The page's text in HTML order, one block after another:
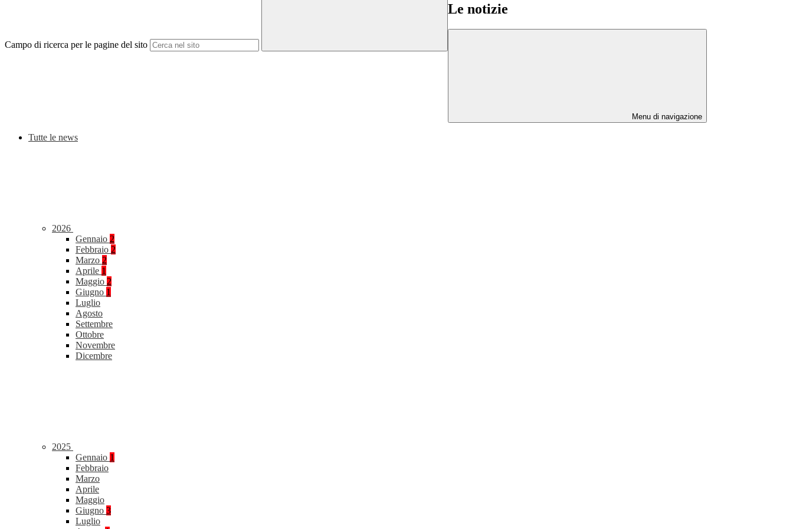
Campo di ricerca per le pagine del sito
Le notizie
Menu di navigazione
Tutte le news
2026
Gennaio 2
Febbraio 2
Marzo 2
Aprile 1
Maggio 2
Giugno 1
Luglio
Agosto
Settembre
Ottobre
Novembre
Dicembre
2025
Gennaio 1
Febbraio
Marzo
Aprile
Maggio
Giugno 3
Luglio